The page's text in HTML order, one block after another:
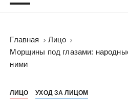
Главная
Лицо
Морщины под глазами:
ними
ЛИЦО УХОД ЗА ЛИЦОМ